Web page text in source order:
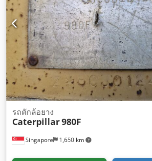
Singapore 1,650 km
รถตักล้อยาง
Caterpillar980F